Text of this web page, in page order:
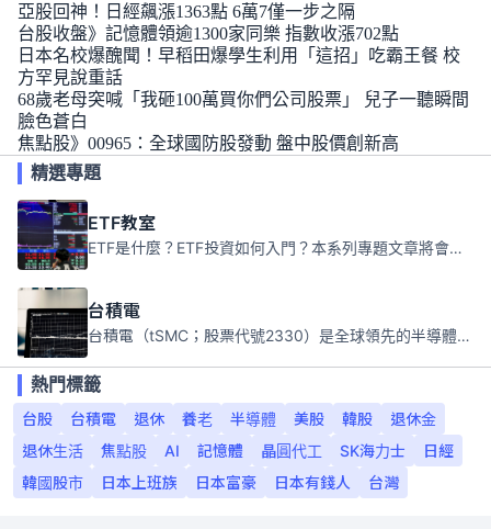
亞股回神！日經飆漲1363點 6萬7僅一步之隔
台股收盤》記憶體領逾1300家同樂 指數收漲702點
日本名校爆醜聞！早稻田爆學生利用「這招」吃霸王餐 校
方罕見說重話
68歲老母突喊「我砸100萬買你們公司股票」 兒子一聽瞬間
臉色蒼白
焦點股》00965：全球國防股發動 盤中股價創新高
精選專題
ETF教室
ETF是什麼？ETF投資如何入門？本系列專題文章將會告訴你新手必須知道的ETF基礎知識。
台積電
台積電（tSMC；股票代號2330）是全球領先的半導體代工公司，成立於1987年，總部位於台灣新竹。且已於美國、日本、德國及中國設廠，台積電是全球首家專業積體電路製造服務公司，也是全球最先進和最大規模的半導體代工廠。
熱門標籤
台股
台積電 退休 養老 半導體 美股 韓股
退休金
退休生活
焦點股 AI 記憶體 晶圓代工 SK海力士
日經
韓國股市
日本上班族 日本富豪 日本有錢人 台灣